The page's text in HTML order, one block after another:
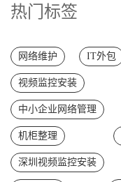
热门标签
网络维护 IT外包
视频监控安装
中小企业网络管理
机柜整理
深圳视频监控安装